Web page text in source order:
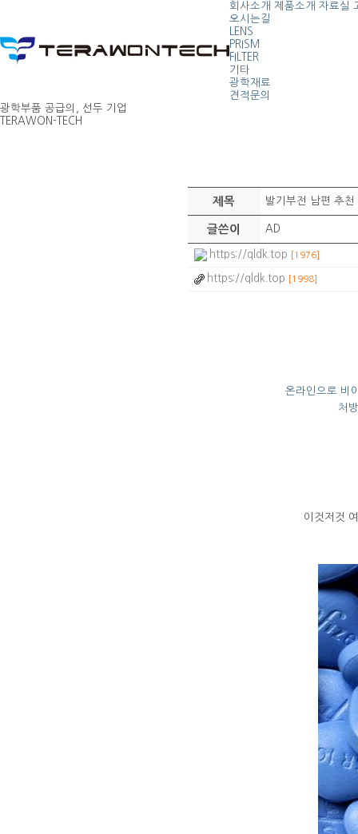
회사소개 제품소개 자료실
오시는길
LENS
PRISM
FILTER
기타
광학재료
견적문의
광학부품 공급의, 선두 기업
TERAWON-TECH
제목 발기부전 남편 추
글쓴이 AD
https://qldk.top [1976]
https://qldk.top [1998]
온라인으로 비
처
이것저것